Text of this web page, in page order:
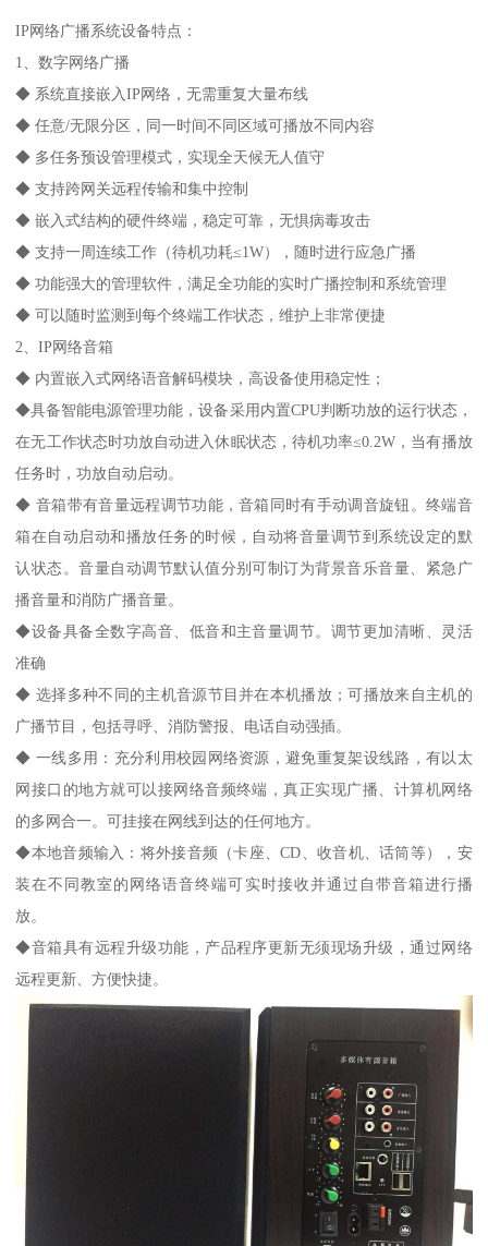
IP网络广播系统设备特点：
1、数字网络广播
◆ 系统直接嵌入IP网络，无需重复大量布线
◆ 任意/无限分区，同一时间不同区域可播放不同内容
◆ 多任务预设管理模式，实现全天候无人值守
◆ 支持跨网关远程传输和集中控制
◆ 嵌入式结构的硬件终端，稳定可靠，无惧病毒攻击
◆ 支持一周连续工作（待机功耗≤1W），随时进行应急广播
◆ 功能强大的管理软件，满足全功能的实时广播控制和系统管理
◆ 可以随时监测到每个终端工作状态，维护上非常便捷
2、IP网络音箱
◆ 内置嵌入式网络语音解码模块，高设备使用稳定性；
◆具备智能电源管理功能，设备采用内置CPU判断功放的运行状态，
在无工作状态时功放自动进入休眠状态，待机功率≤0.2W，当有播放
任务时，功放自动启动。
◆ 音箱带有音量远程调节功能，音箱同时有手动调音旋钮。终端音
箱在自动启动和播放任务的时候，自动将音量调节到系统设定的默
认状态。音量自动调节默认值分别可制订为背景音乐音量、紧急广
播音量和消防广播音量。
◆设备具备全数字高音、低音和主音量调节。调节更加清晰、灵活
准确
◆ 选择多种不同的主机音源节目并在本机播放；可播放来自主机的
广播节目，包括寻呼、消防警报、电话自动强插。
◆ 一线多用：充分利用校园网络资源，避免重复架设线路，有以太
网接口的地方就可以接网络音频终端，真正实现广播、计算机网络
的多网合一。可挂接在网线到达的任何地方。
◆本地音频输入：将外接音频（卡座、CD、收音机、话筒等），安
装在不同教室的网络语音终端可实时接收并通过自带音箱进行播
放。
◆音箱具有远程升级功能，产品程序更新无须现场升级，通过网络
远程更新、方便快捷。